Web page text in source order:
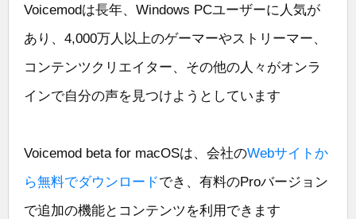
Voicemodは長年、Windows PCユーザーに人気が
あり、4,000万人以上のゲーマーやストリーマー、
コンテンツクリエイター、その他の人々がオンラ
インで自分の声を見つけようとしています
Voicemod beta for macOSは、会社のWebサイトか
ら無料でダウンロードでき、有料のProバージョン
で追加の機能とコンテンツを利用できます